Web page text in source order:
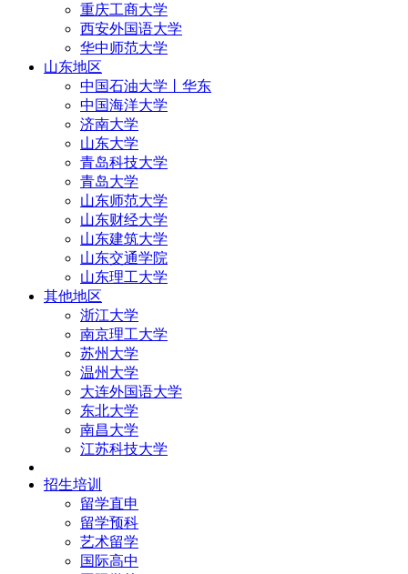
重庆工商大学
西安外国语大学
华中师范大学
山东地区
中国石油大学丨华东
中国海洋大学
济南大学
山东大学
青岛科技大学
青岛大学
山东师范大学
山东财经大学
山东建筑大学
山东交通学院
山东理工大学
其他地区
浙江大学
南京理工大学
苏州大学
温州大学
大连外国语大学
东北大学
南昌大学
江苏科技大学
招生培训
留学直申
留学预科
艺术留学
国际高中